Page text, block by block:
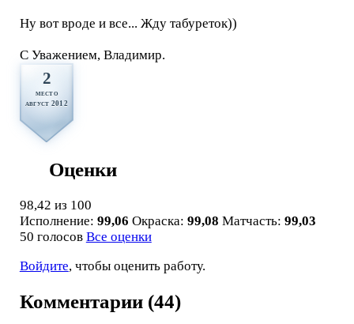
Ну вот вроде и все... Жду табуреток))
С Уважением, Владимир.
2
место
август 2012
Оценки
98,42 из 100
Исполнение: 99,06 Окраска: 99,08 Матчасть: 99,03
50 голосов Все оценки
Войдите, чтобы оценить работу.
Комментарии (44)